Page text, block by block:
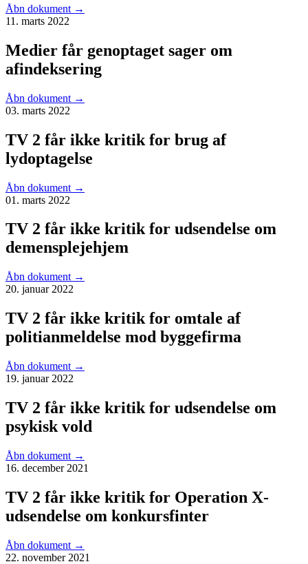
Åbn dokument →
11. marts 2022
Medier får genoptaget sager om
afindeksering
Åbn dokument →
03. marts 2022
TV 2 får ikke kritik for brug af
lydoptagelse
Åbn dokument →
01. marts 2022
TV 2 får ikke kritik for udsendelse om
demensplejehjem
Åbn dokument →
20. januar 2022
TV 2 får ikke kritik for omtale af
politianmeldelse mod byggefirma
Åbn dokument →
19. januar 2022
TV 2 får ikke kritik for udsendelse om
psykisk vold
Åbn dokument →
16. december 2021
TV 2 får ikke kritik for Operation X-
udsendelse om konkursfinter
Åbn dokument →
22. november 2021